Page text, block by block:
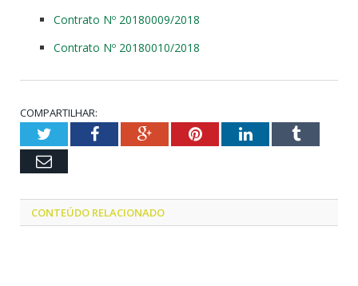
Contrato Nº 20180009/2018
Contrato Nº 20180010/2018
COMPARTILHAR:
TwitterFacebookGoogle+PinterestLinkedInTumblr
Email
CONTEÚDO RELACIONADO